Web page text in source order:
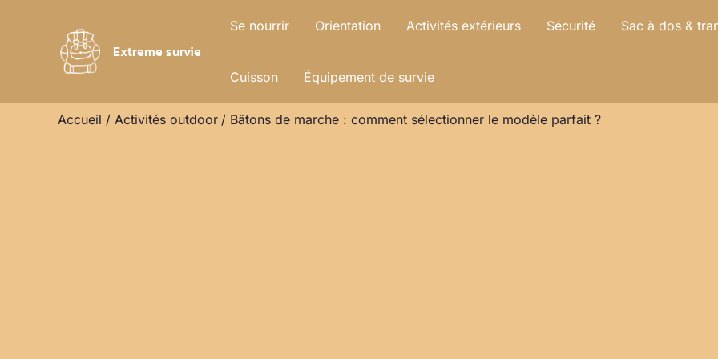
Extreme survie
Se nourrir Orientation Activités extérieurs Sécurité Sac à dos &
Cuisson Équipement de survie
Accueil Activités outdoor Bâtons de marche : comment sélectionner le modèle parfait ?